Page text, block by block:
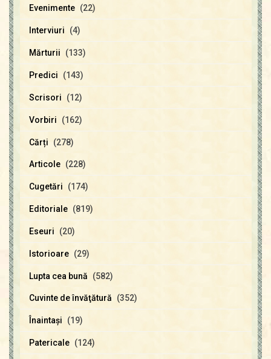
Evenimente (22)
Interviuri (4)
Mărturii (133)
Predici (143)
Scrisori (12)
Vorbiri (162)
Cărți (278)
Articole (228)
Cugetări (174)
Editoriale (819)
Eseuri (20)
Istorioare (29)
Lupta cea bună (582)
Cuvinte de învăţătură (352)
Înaintaşi (19)
Patericale (124)